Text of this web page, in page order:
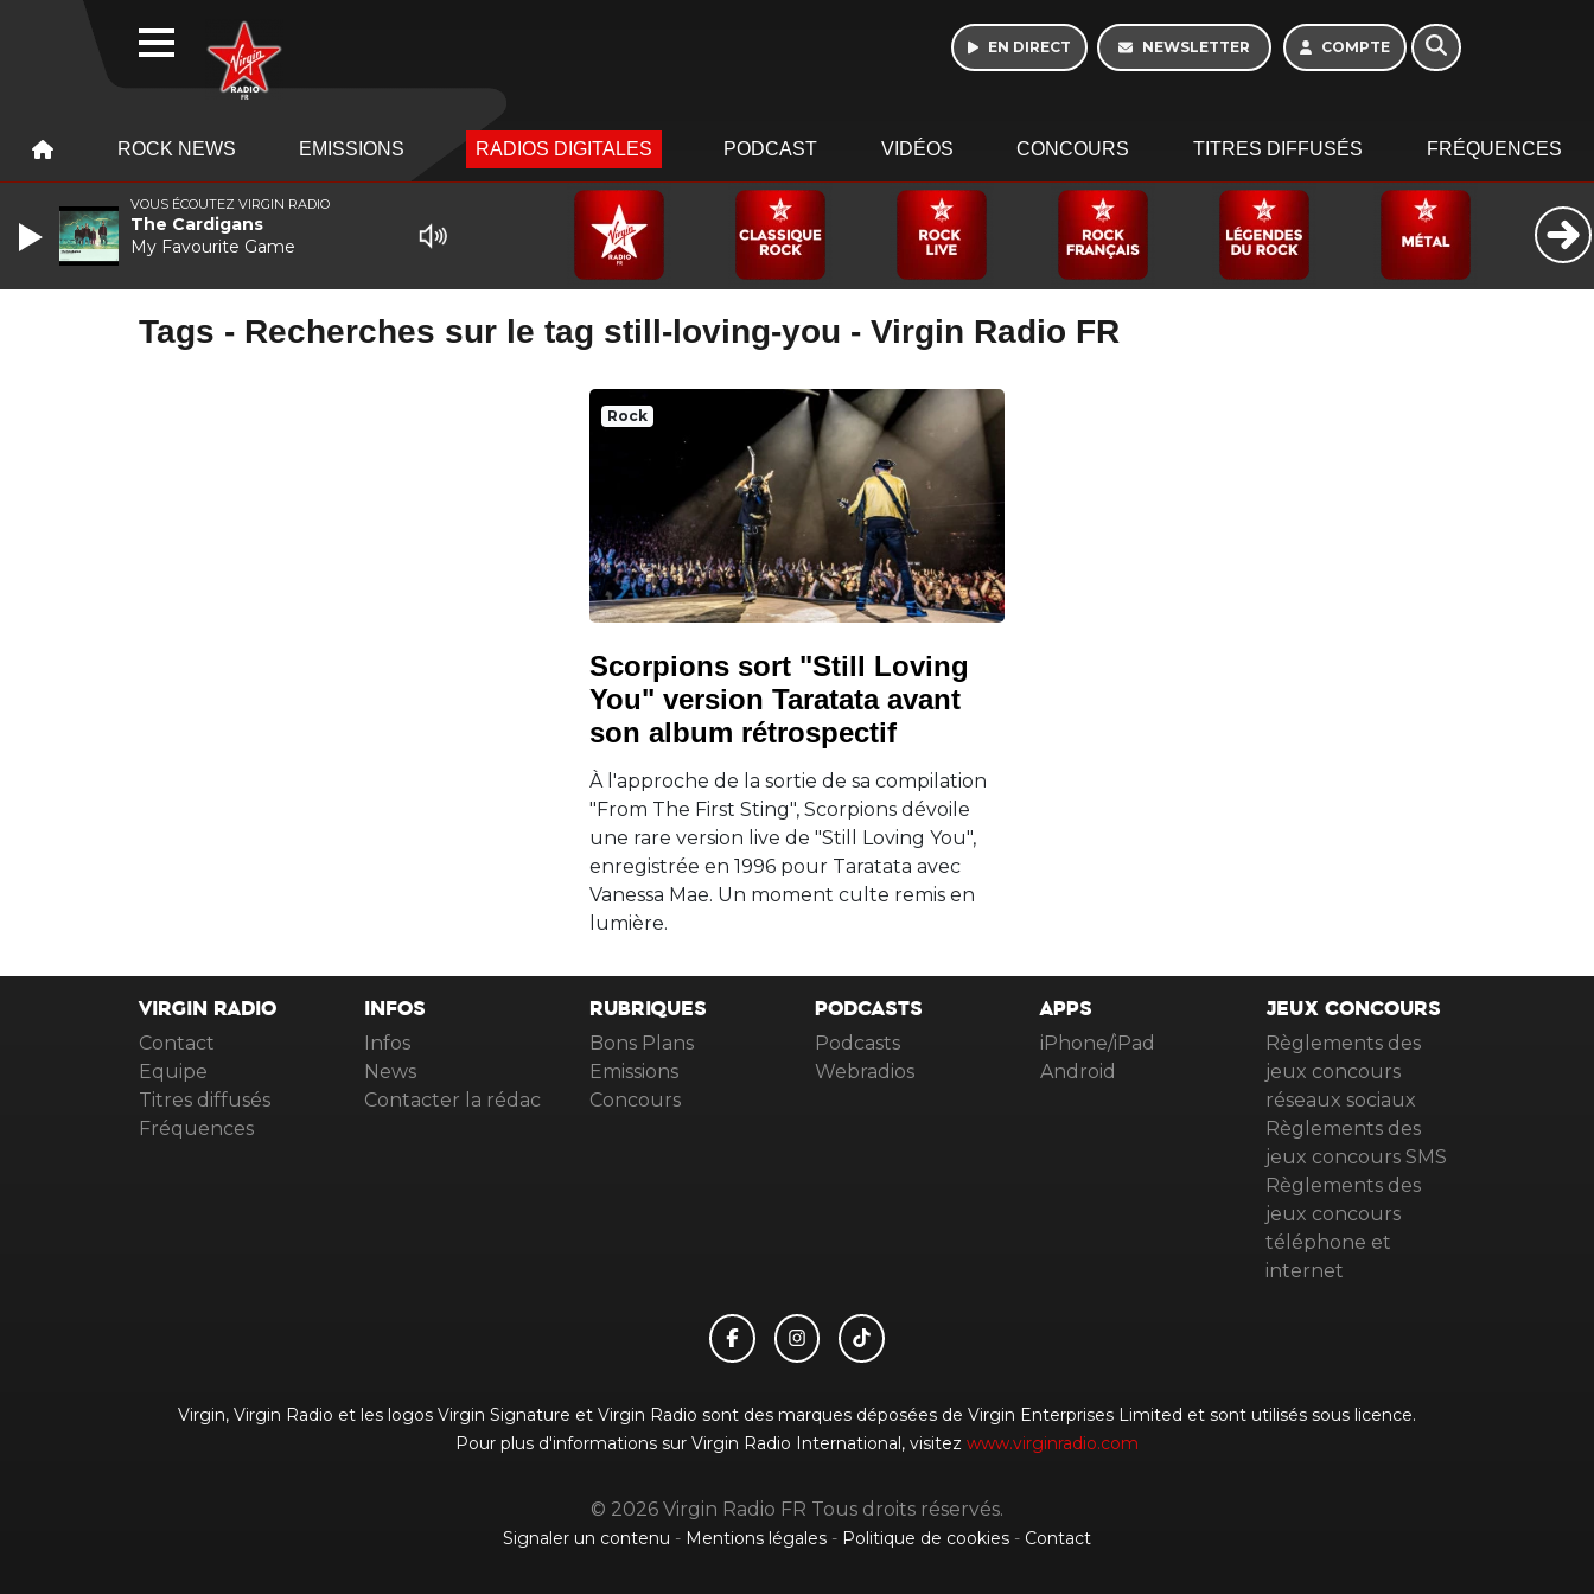
EN DIRECT NEWSLETTER COMPTE
ROCK NEWS EMISSIONS RADIOS DIGITALES PODCAST VIDÉOS CONCOURS TITRES DIFFUSÉS FRÉQUENCES
Tags - Recherches sur le tag still-loving-you - Virgin Radio FR
Rock
Scorpions sort "Still Loving
You" version Taratata avant
son album rétrospectif
À l'approche de la sortie de sa compilation
"From The First Sting", Scorpions dévoile
une rare version live de "Still Loving You",
enregistrée en 1996 pour Taratata avec
Vanessa Mae. Un moment culte remis en
lumière.
VIRGIN RADIO
Contact
Equipe
Titres diffusés
Fréquences
INFOS
Infos
News
Contacter la rédac
RUBRIQUES
Bons Plans
Emissions
Concours
PODCASTS
Podcasts
Webradios
APPS
iPhone/iPad
Android
JEUX CONCOURS
Règlements des
jeux concours
réseaux sociaux
Règlements des
jeux concours SMS
Règlements des
jeux concours
téléphone et
internet
Virgin, Virgin Radio et les logos Virgin Signature et Virgin Radio sont des marques déposées de Virgin Enterprises Limited et sont utilisés sous licence.
Pour plus d'informations sur Virgin Radio International, visitez www.virginradio.com
© 2026 Virgin Radio FR Tous droits réservés.
Signaler un contenu - Mentions légales - Politique de cookies - Contact
VOUS ÉCOUTEZ VIRGIN RADIO
The Cardigans
My Favourite Game
WEBRADIO